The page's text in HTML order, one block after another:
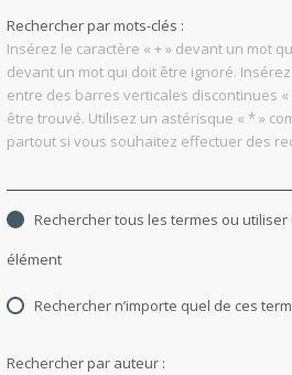
Rechercher par mots-clés :
Insérez le caractère « + » devant un mot
devant un mot qui doit être ignoré.
entre des barres verticales discontinues
être trouvé. Utilisez un astérisque « * »
partout si vous souhaitez effectuer des
Rechercher tous les termes ou
élément
Rechercher n’importe quel de ces
Rechercher par auteur :